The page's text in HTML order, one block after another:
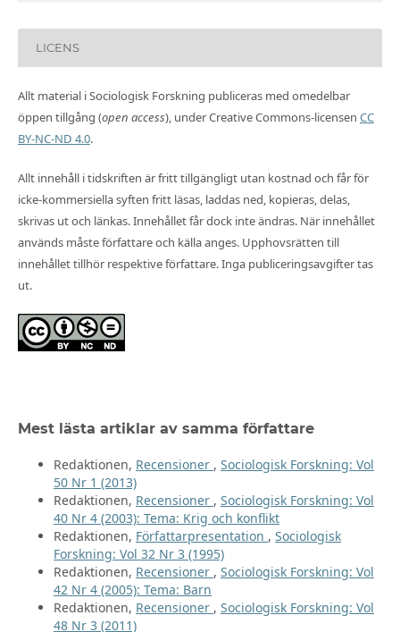
LICENS
Allt material i Sociologisk Forskning publiceras med omedelbar
öppen tillgång (open access), under Creative Commons-licensen CC
BY-NC-ND 4.0.
Allt innehåll i tidskriften är fritt tillgängligt utan kostnad och får för
icke-kommersiella syften fritt läsas, laddas ned, kopieras, delas,
skrivas ut och länkas. Innehållet får dock inte ändras. När innehållet
används måste författare och källa anges. Upphovsrätten till
innehållet tillhör respektive författare. Inga publiceringsavgifter tas
ut.
Mest lästa artiklar av samma författare
Redaktionen, Recensioner , Sociologisk Forskning: Vol
50 Nr 1 (2013)
Redaktionen, Recensioner , Sociologisk Forskning: Vol
40 Nr 4 (2003): Tema: Krig och konflikt
Redaktionen, Författarpresentation , Sociologisk
Forskning: Vol 32 Nr 3 (1995)
Redaktionen, Recensioner , Sociologisk Forskning: Vol
42 Nr 4 (2005): Tema: Barn
Redaktionen, Recensioner , Sociologisk Forskning: Vol
48 Nr 3 (2011)